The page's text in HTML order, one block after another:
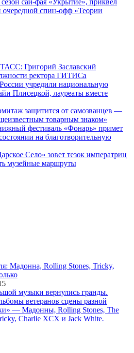
сай-фая «Укрытие», приквел
очередной спин-офф «Теории
Григорий Заславский
ректора ГИТИСа
учредили национальную
Плисецкой, лауреаты вместе
защитится от самозванцев —
товарным знаком»
фестиваль «Фонарь» примет
на благотворительную
Село» зовет тезок императриц
музейные маршруты
Мадонна, Rolling Stones, Tricky,
музыки вернулись гранды.
ветеранов сцены разной
— Мадонны, Rolling Stones, The
Charlie XCX и Jack White.